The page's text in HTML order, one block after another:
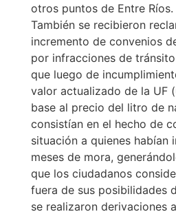
otros puntos de Entre Ríos.
También se recibieron
incremento de convenios
por infracciones de
que luego de
valor actualizado de la UF
base al precio del litro de
consistían en el hecho de
situación a quienes habían
meses de mora,
que los ciudadanos
fuera de sus posibilidades
se realizaron derivaciones